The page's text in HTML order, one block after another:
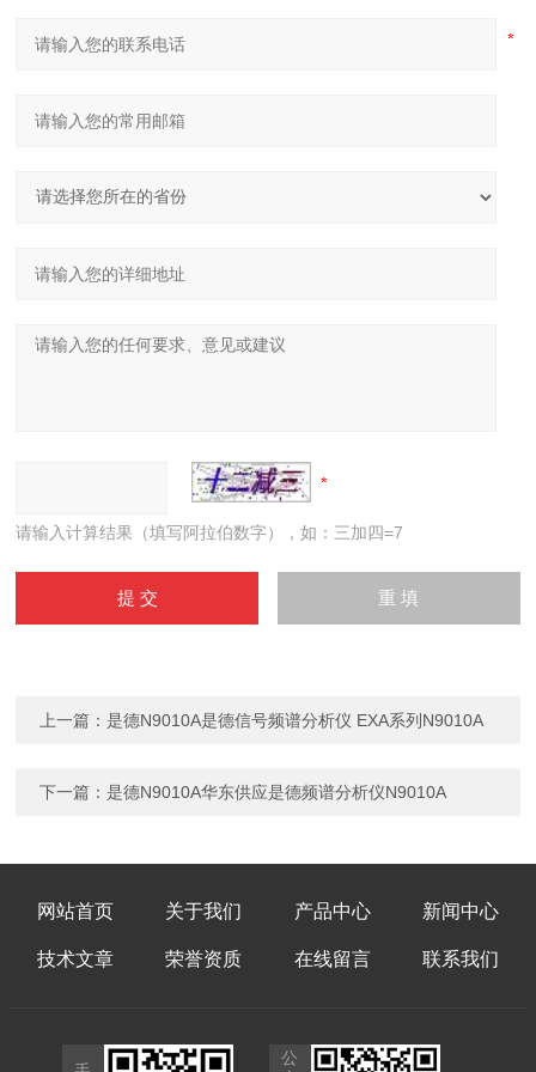
请输入计算结果（填写阿拉伯数字），如：三加四=7
上一篇：是德N9010A是德信号频谱分析仪 EXA系列N9010A
下一篇：是德N9010A华东供应是德频谱分析仪N9010A
网站首页 关于我们 产品中心 新闻中心
技术文章 荣誉资质 在线留言 联系我们
公